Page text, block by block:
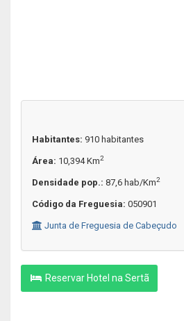
Habitantes: 910 habitantes
Área: 10,394 Km2
Densidade pop.: 87,6 hab/Km2
Código da Freguesia: 050901
Junta de Freguesia de Cabeçudo
Reservar Hotel na Sertã